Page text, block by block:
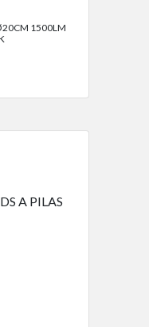
1500LM